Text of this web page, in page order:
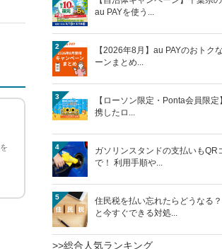
au PAYを使う...
2
【2026年8月】au PAYのおトク
ーンまとめ...
3
【ローソン限定・Ponta会員限定
携したロ...
4
ガソリンスタンドの支払いもQR
で！ 利用手順や...
5
住民税を払い忘れたらどうなる
と今すぐできる対処...
>>総合人気ランキング